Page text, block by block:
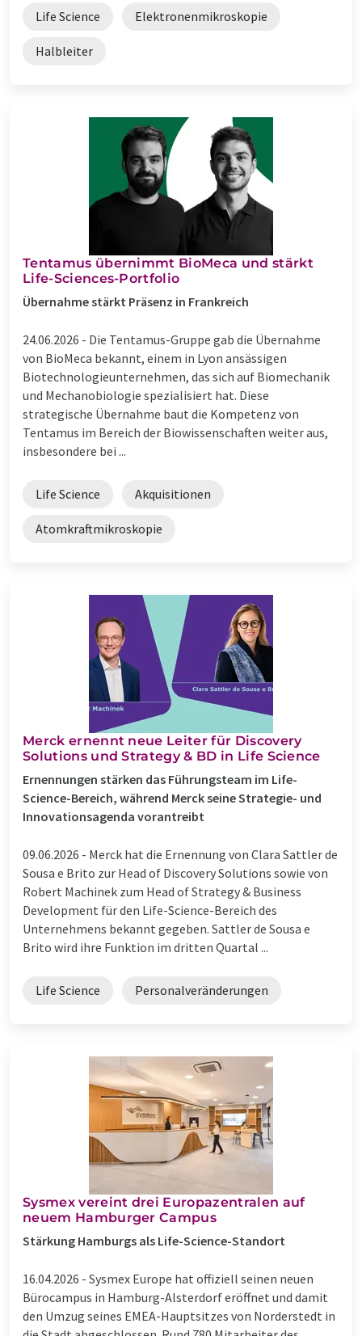
Life Science Elektronenmikroskopie
Halbleiter
Tentamus übernimmt BioMeca und stärkt
Life-Sciences-Portfolio
Übernahme stärkt Präsenz in Frankreich
24.06.2026 - Die Tentamus-Gruppe gab die Übernahme
von BioMeca bekannt, einem in Lyon ansässigen
Biotechnologieunternehmen, das sich auf Biomechanik
und Mechanobiologie spezialisiert hat. Diese
strategische Übernahme baut die Kompetenz von
Tentamus im Bereich der Biowissenschaften weiter aus,
insbesondere bei ...
Life Science Akquisitionen
Atomkraftmikroskopie
Merck ernennt neue Leiter für Discovery
Solutions und Strategy & BD in Life Science
Ernennungen stärken das Führungsteam im Life-
Science-Bereich, während Merck seine Strategie- und
Innovationsagenda vorantreibt
09.06.2026 - Merck hat die Ernennung von Clara Sattler de
Sousa e Brito zur Head of Discovery Solutions sowie von
Robert Machinek zum Head of Strategy & Business
Development für den Life-Science-Bereich des
Unternehmens bekannt gegeben. Sattler de Sousa e
Brito wird ihre Funktion im dritten Quartal ...
Life Science Personalveränderungen
Sysmex vereint drei Europazentralen auf
neuem Hamburger Campus
Stärkung Hamburgs als Life-Science-Standort
16.04.2026 - Sysmex Europe hat offiziell seinen neuen
Bürocampus in Hamburg-Alsterdorf eröffnet und damit
den Umzug seines EMEA-Hauptsitzes von Norderstedt in